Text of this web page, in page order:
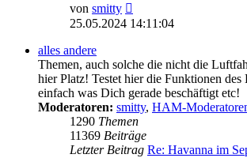
von smitty
Beitrag
25.05.2024 14:11:04
alles andere
Themen, auch solche die nicht die
hier Platz! Testet hier die Funktionen des
einfach was Dich gerade beschäftigt etc!
Moderatoren: smitty, HAM-
1290 Themen
11369 Beiträge
Letzter Beitrag Re: Havanna im